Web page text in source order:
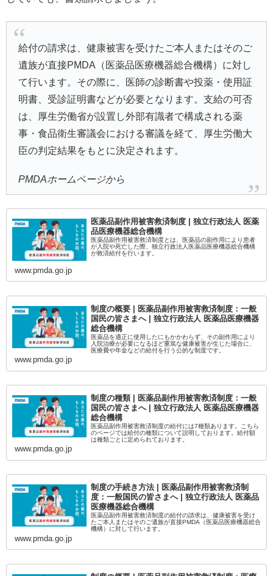
給付の請求は、健康被害を受けたご本人またはそのご
遺族が直接PMDA（医薬品医療機器総合機構）に対し
て行います。その際に、医師の診断書や投薬・使用証
明書、受診証明書などが必要となります。支給の可否
は、厚生労働省が設置し外部有識者で構成される薬
事・食品衛生審議会における審議を経て、厚生労働大
臣の判定結果をもとに決定されます。
PMDAホームページから
医薬品副作用被害救済制度 | 独立行政法人 医薬
品医療機器総合機構
医薬品副作用被害救済制度とは、医薬品の副作用により患者
が入院や死亡した際、独立行政法人医薬品医療機器総合機構
が救済給付を行います。
www.pmda.go.jp
制度の概要 | 医薬品副作用被害救済制度：一般
国民の皆さまへ | 独立行政法人 医薬品医療機器
総合機構
医薬品を適正に使用したにもかかわらず、その副作用により
入院治療が必要になるほど重篤な健康被害が生じた場合に、
医療費や年金などの給付を行う公的な制度です。
www.pmda.go.jp
制度の種類 | 医薬品副作用被害救済制度：一般
国民の皆さまへ | 独立行政法人 医薬品医療機器
総合機構
医薬品副作用被害救済制度の給付には7種類あります。こちら
のページでは給付の種類について説明しております。給付額
は種類ごとに定められております。
www.pmda.go.jp
制度の手続き方法 | 医薬品副作用被害救済制
度：一般国民の皆さまへ | 独立行政法人 医薬品
医療機器総合機構
医薬品副作用被害救済制度の給付の請求は、健康被害を受け
たご本人またはそのご遺族が直接PMDA（医薬品医療機器総合
機構）に対して行います。
www.pmda.go.jp